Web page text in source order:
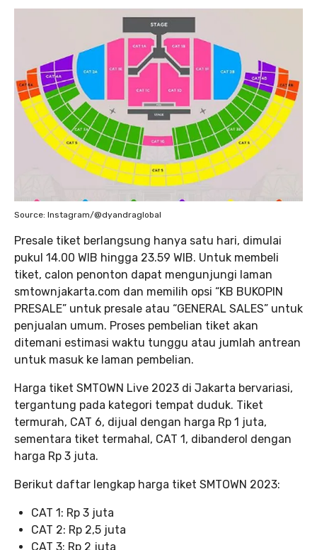
Source: Instagram/@dyandraglobal
Presale tiket berlangsung hanya satu hari, dimulai
pukul 14.00 WIB hingga 23.59 WIB. Untuk membeli
tiket, calon penonton dapat mengunjungi laman
smtownjakarta.com dan memilih opsi “KB BUKOPIN
PRESALE” untuk presale atau “GENERAL SALES” untuk
penjualan umum. Proses pembelian tiket akan
ditemani estimasi waktu tunggu atau jumlah antrean
untuk masuk ke laman pembelian.
Harga tiket SMTOWN Live 2023 di Jakarta bervariasi,
tergantung pada kategori tempat duduk. Tiket
termurah, CAT 6, dijual dengan harga Rp 1 juta,
sementara tiket termahal, CAT 1, dibanderol dengan
harga Rp 3 juta.
Berikut daftar lengkap harga tiket SMTOWN 2023:
CAT 1: Rp 3 juta
CAT 2: Rp 2,5 juta
CAT 3: Rp 2 juta